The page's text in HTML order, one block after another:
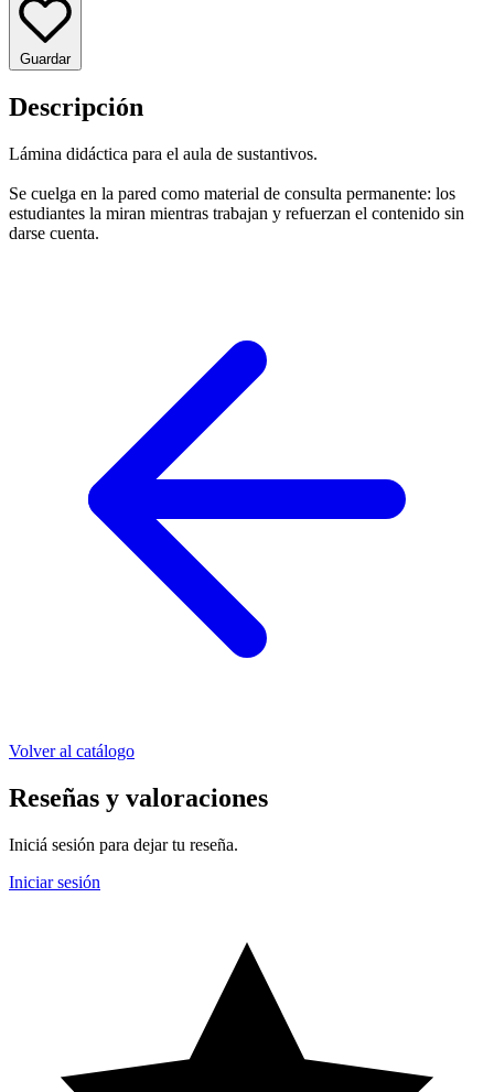
Guardar
Descripción
Lámina didáctica para el aula de sustantivos.
Se cuelga en la pared como material de consulta permanente: los
estudiantes la miran mientras trabajan y refuerzan el contenido sin
darse cuenta.
Volver al catálogo
Reseñas y valoraciones
Iniciá sesión para dejar tu reseña.
Iniciar sesión